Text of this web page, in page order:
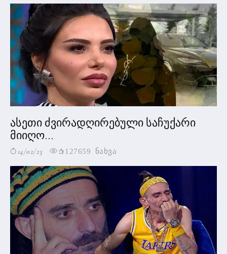
ასეთი ძვირადღირებული საჩუქარი
მიიღო...
14/02/23 127659 ნახვა